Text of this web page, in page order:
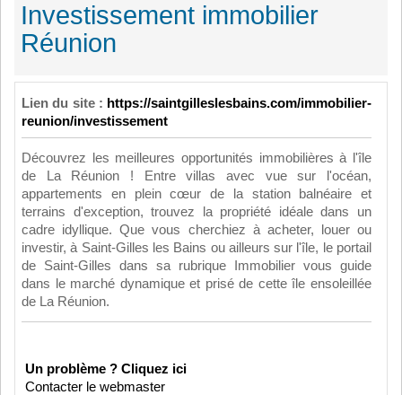
Investissement immobilier
Réunion
Lien du site : https://saintgilleslesbains.com/immobilier-
reunion/investissement
Découvrez les meilleures opportunités immobilières à l'île
de La Réunion ! Entre villas avec vue sur l'océan,
appartements en plein cœur de la station balnéaire et
terrains d'exception, trouvez la propriété idéale dans un
cadre idyllique. Que vous cherchiez à acheter, louer ou
investir, à Saint-Gilles les Bains ou ailleurs sur l'île, le portail
de Saint-Gilles dans sa rubrique Immobilier vous guide
dans le marché dynamique et prisé de cette île ensoleillée
de La Réunion.
Un problème ? Cliquez ici
Contacter le webmaster